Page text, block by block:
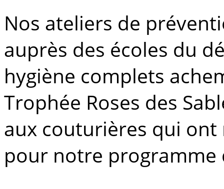
Nos ateliers de
auprès des écoles du
hygiène complets
Trophée Roses des
aux couturières qui
pour notre programme